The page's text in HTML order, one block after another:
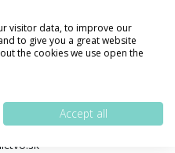
585/1000 14 karátov
visitor data, to improve our
to give you a great website
the cookies we use open the
Accept all